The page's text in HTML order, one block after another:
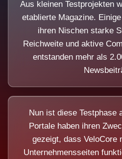
Aus kleinen Testprojekten
etablierte Magazine.
ihren Nischen starke
Reichweite und aktive
entstanden mehr als
Nun ist diese Testphase
Portale haben ihren
gezeigt, dass VeloCore
Unternehmensseiten